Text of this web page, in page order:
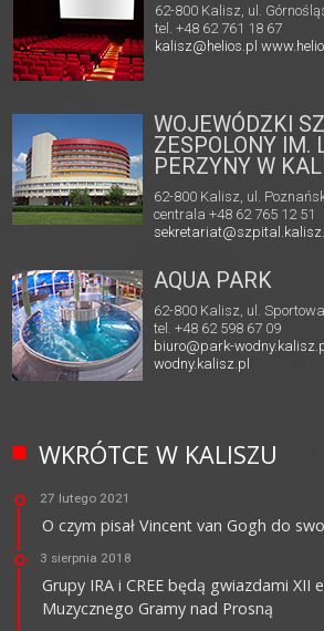
62-800 Kalisz, ul.
tel. +48 62 761 18 67
kalisz@helios.pl
WOJEWÓDZKI
ZESPOLONY IM.
PERZYNY W
62-800 Kalisz, ul.
centrala +48 62 765 12 51
AQUA PARK
62-800 Kalisz, ul.
tel. +48 62 598 67 09
biuro@park-
wodny.kalisz.pl
WKRÓTCE W KALISZU
27 lutego 2021
O czym pisał Vincent van Gogh do
3 sierpnia 2018
Grupy IRA i CREE będą gwiazdami XII
Muzycznego Gramy nad Prosną